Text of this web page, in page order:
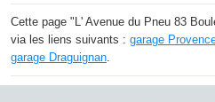
Cette page "L' Avenue du Pneu 83
via les liens suivants : garage
garage Draguignan